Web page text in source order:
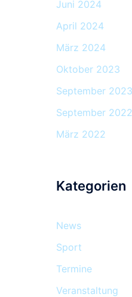
Juni 2024
April 2024
März 2024
Oktober 2023
September 2023
September 2022
März 2022
Kategorien
News
Sport
Termine
Veranstaltung